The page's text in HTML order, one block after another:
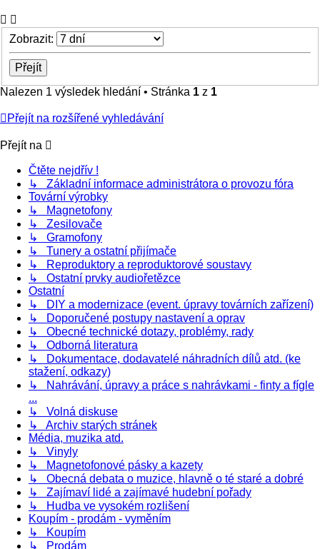
Zobrazit:
Nalezen 1 výsledek hledání • Stránka 1 z 1
Přejít na rozšířené vyhledávání
Přejít na
Čtěte nejdřív !
↳ Základní informace administrátora o provozu fóra
Tovární výrobky
↳ Magnetofony
↳ Zesilovače
↳ Gramofony
↳ Tunery a ostatní přijímače
↳ Reproduktory a reproduktorové soustavy
↳ Ostatní prvky audiořetězce
Ostatní
↳ DIY a modernizace (event. úpravy továrních zařízení)
↳ Doporučené postupy nastavení a oprav
↳ Obecné technické dotazy, problémy, rady
↳ Odborná literatura
↳ Dokumentace, dodavatelé náhradních dílů atd. (ke
stažení, odkazy)
↳ Nahrávání, úpravy a práce s nahrávkami - finty a fígle
...
↳ Volná diskuse
↳ Archiv starých stránek
Média, muzika atd.
↳ Vinyly
↳ Magnetofonové pásky a kazety
↳ Obecná debata o muzice, hlavně o té staré a dobré
↳ Zajímaví lidé a zajímavé hudební pořady
↳ Hudba ve vysokém rozlišení
Koupím - prodám - vyměním
↳ Koupím
↳ Prodám